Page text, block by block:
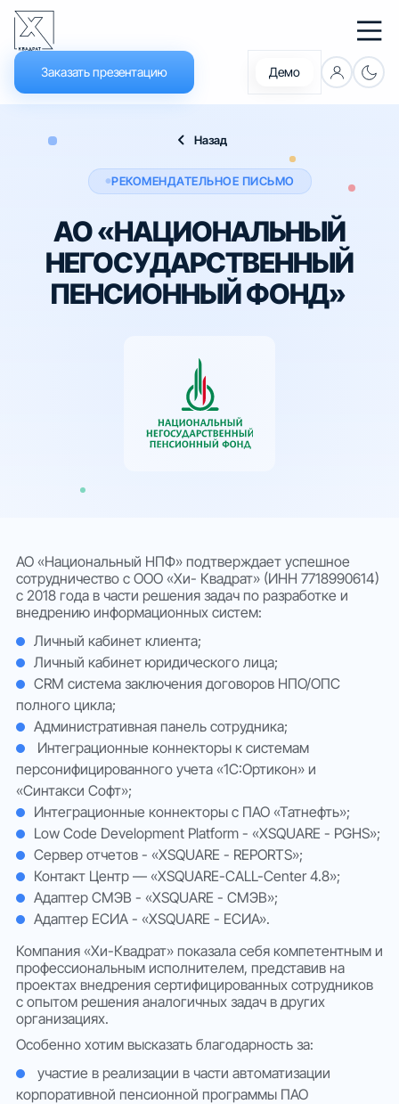
Что нового
Документация
Обучение
Новости
Платформа
Решения
Тарифы
О нас
Демо
Заказать презентацию
Назад
РЕКОМЕНДАТЕЛЬНОЕ ПИСЬМО
АО «НАЦИОНАЛЬНЫЙ
НЕГОСУДАРСТВЕННЫЙ
ПЕНСИОННЫЙ ФОНД»
АО «Национальный НПФ» подтверждает успешное
сотрудничество с ООО «Хи- Квадрат» (ИНН 7718990614)
с 2018 года в части решения задач по разработке и
внедрению информационных систем:
Личный кабинет клиента;
Личный кабинет юридического лица;
CRM система заключения договоров НПО/ОПС
полного цикла;
Административная панель сотрудника;
Интеграционные коннекторы к системам
персонифицированного учета «1С:Ортикон» и
«Синтакси Софт»;
Интеграционные коннекторы с ПАО «Татнефть»;
Low Code Development Platform - «XSQUARE - PGHS»;
Сервер отчетов - «XSQUARE - REPORTS»;
Контакт Центр — «XSQUARE-CALL-Center 4.8»;
Адаптер СМЭВ - «XSQUARE - СМЭВ»;
Адаптер ЕСИА - «XSQUARE - ЕСИА».
Компания «Хи-Квадрат» показала себя компетентным и
профессиональным исполнителем, представив на
проектах внедрения сертифицированных сотрудников
с опытом решения аналогичных задач в других
организациях.
Особенно хотим высказать благодарность за:
участие в реализации в части автоматизации
корпоративной пенсионной программы ПАО